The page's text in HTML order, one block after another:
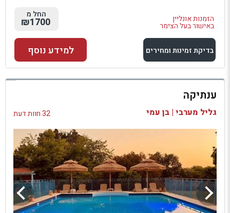
הזמנות אונליין
באישור בעל הצימר
החל מ
₪1700
בדיקת זמינות ומחירים
למתחם זה
בדיקת זמינות ומחירים
למידע נוסף
ענתיקה
גליל מערבי | בן עמי 32 חוות דעת